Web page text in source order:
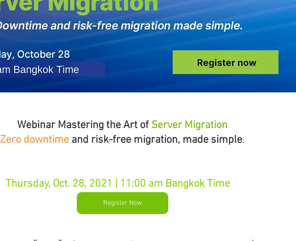
Webinar Mastering the Art of Server Migration
Zero downtime and risk-free migration, made simple.
Thursday, Oct. 28, 2021 | 11:00 am Bangkok Time
Register Now